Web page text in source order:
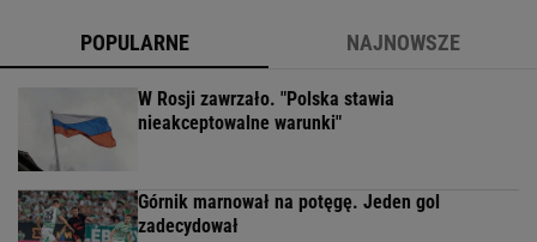
POPULARNE NAJNOWSZE
W Rosji zawrzało. "Polska stawia
nieakceptowalne warunki"
Górnik marnował na potęgę. Jeden gol
zadecydował